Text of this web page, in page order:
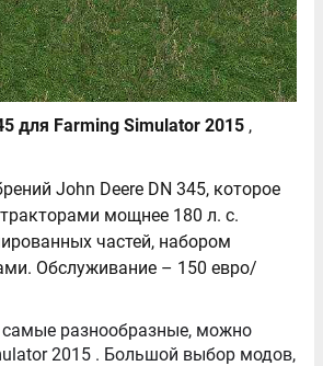
Опрыскиватель John Deere DN 345 для Farming Simulator 2015 ,
John Deere DN 345, которое
мощнее 180 л. с.
частей, набором
Обслуживание – 150 евро/
модов,